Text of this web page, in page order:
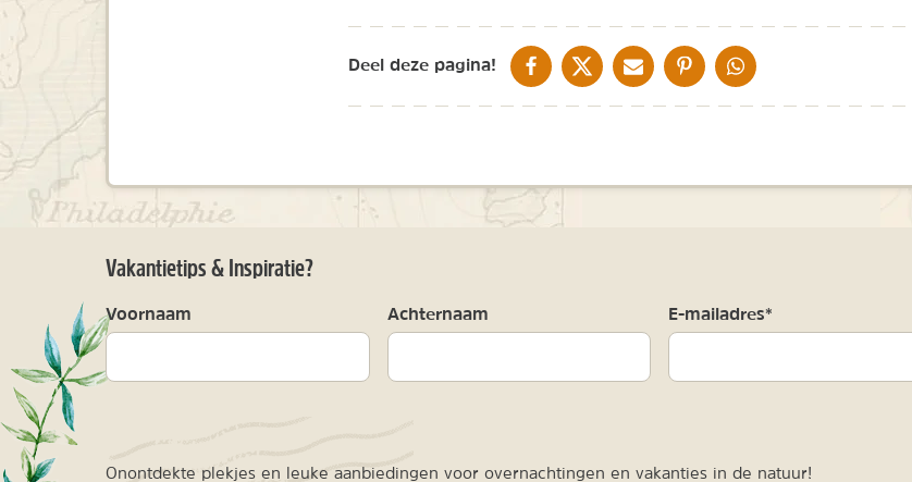
Deel deze pagina! DELEN OP FACEBOOK
DELEN OP XDELEN VIA DE MAIL
DELEN OP PINTEREST
DELEN OP WHATSAPP
Vakantietips & Inspiratie?
Voornaam Achternaam E-mailadres*
Onontdekte plekjes en leuke aanbiedingen voor overnachtingen en vakanties in de natuur!